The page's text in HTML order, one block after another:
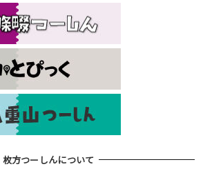
枚方つーしんについて